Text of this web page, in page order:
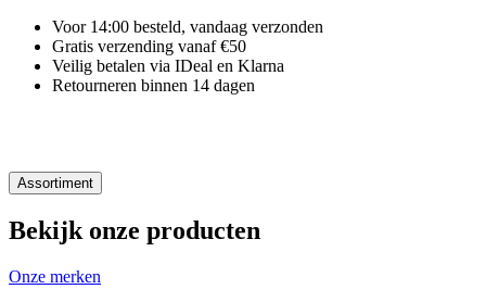
Voor 14:00 besteld, vandaag verzonden
Gratis verzending vanaf €50
Veilig betalen via IDeal en Klarna
Retourneren binnen 14 dagen
Assortiment
Bekijk onze producten
Onze merken